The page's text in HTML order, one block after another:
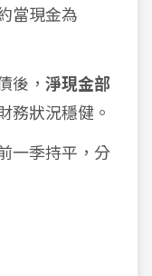
當現金為
後， 淨現金部
務狀況穩健。
一季持平，分